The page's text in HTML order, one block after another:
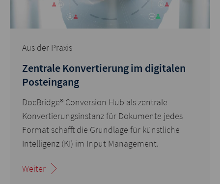
Aus der Praxis
Zentrale Konvertierung im digitalen
Posteingang
DocBridge® Conversion Hub als zentrale
Konvertierungsinstanz für Dokumente jedes
Format schafft die Grundlage für künstliche
Intelligenz (KI) im Input Management.
Weiter